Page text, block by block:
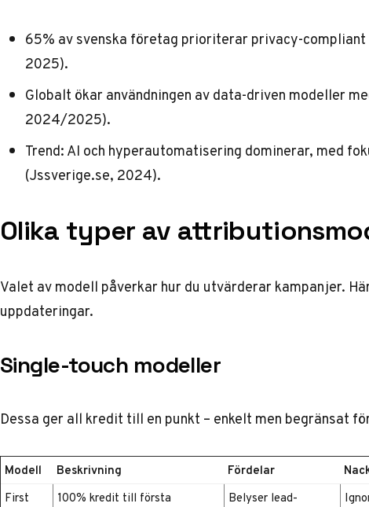
65% av svenska företag prioriterar privacy-
2025).
Globalt ökar användningen av data-driven modeller
2024/2025).
Trend: AI och hyperautomatisering dominerar, med
(Jssverige.se, 2024).
Olika typer av
Valet av modell påverkar hur du utvärderar kampanjer.
uppdateringar.
Single-touch modeller
Dessa ger all kredit till en punkt – enkelt men begränsat
Modell Beskrivning Fördelar
First
100% kredit till första
Belyser lead-